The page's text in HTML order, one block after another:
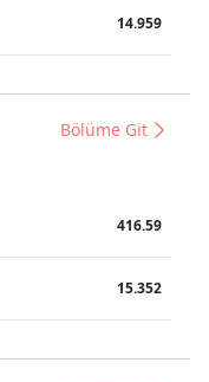
14.959
Bölüme Git
416.59
15.352